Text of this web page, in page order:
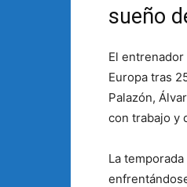
sueño
El
Europa tras
Palazón,
con trabajo y
La